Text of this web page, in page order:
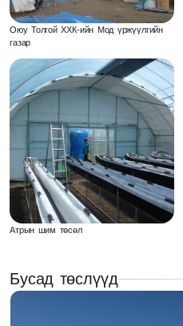
Оюу Толгой ХХК-ийн Мод үржүүлгийн
газар
Атрын шим төсөл
Бусад төслүүд